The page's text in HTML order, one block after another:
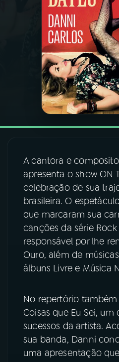
PROGRAMAS
PODCASTS
VIDEOCASTS
ÚLTIMAS
ACOMPANHE A RÁDIO NACIONAL
YouTube
Instagram
A cantora e
apresenta o show ON
celebração de sua
brasileira. O
que marcaram sua
canções da série Rock
responsável por lhe
Ouro, além de
álbuns Livre e Música
No repertório
Coisas que Eu Sei, um
sucessos da artista.
sua banda, Danni
uma apresentação